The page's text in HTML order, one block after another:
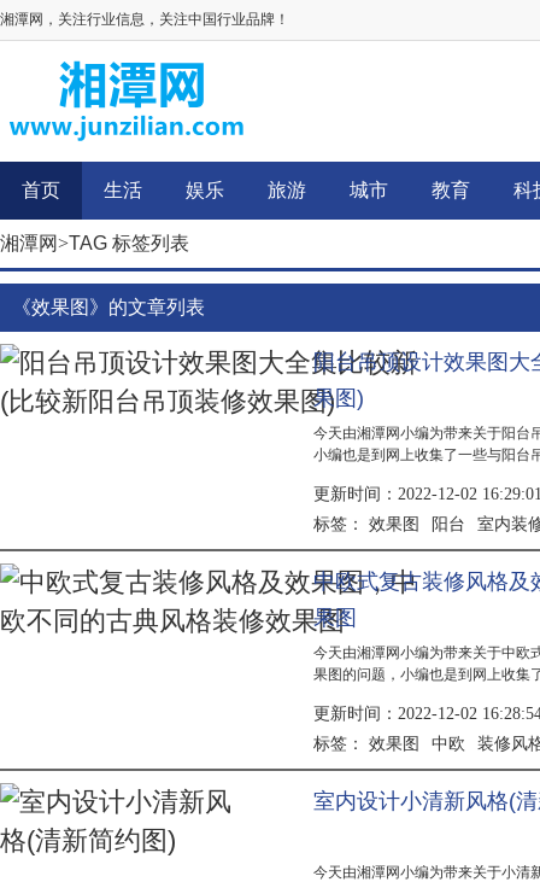
湘潭网，关注行业信息，关注中国行业品牌！
首页 生活 娱乐 旅游 城市 教育 科
湘潭网>TAG 标签列表
《效果图》的文章列表
阳台吊顶设计效果图大
果图)
今天由湘潭网小编为带来关于阳台
小编也是到网上收集了一些与阳台
低。这是过去常用的吊顶材料，质
火性能差...
更新时间：2022-12-02
标签： 效果图 阳台 室内装
中欧式复古装修风格及
果图
今天由湘潭网小编为带来关于中欧
果图的问题，小编也是到网上收集
的古典风格装修效果图2、在中国
一个中国...
更新时间：2022-12-02
标签： 效果图 中欧 装修风
室内设计小清新风格(
今天由湘潭网小编为带来关于小清